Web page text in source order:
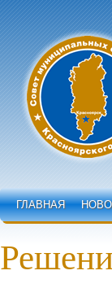
ГЛАВНАЯ